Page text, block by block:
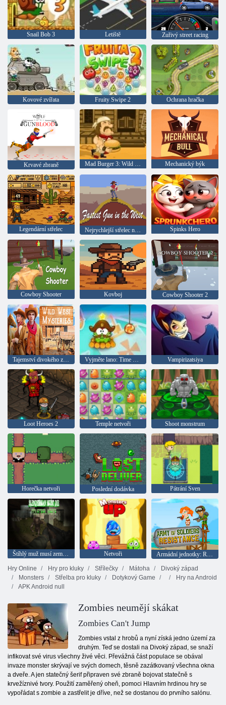
Snail Bob 3 Letiště Zuřivý street racing
Kovové zvířata Fruity Swipe 2 Ochrana hračka
Krvavé zbraně Mad Burger 3: Wild West Mechanický býk
Legendární střelec Nejrychlejší střelec na divokém západě Spinks Hero
Cowboy Shooter Kovboj Cowboy Shooter 2
Tajemství divokého západu Vyjměte lano: Time Travel Vampirizatsiya
Loot Heroes 2 Temple netvoři Shoot monstrum
Horečka netvoři Poslední dodávka Pátrání Sven
Netvoři
Armádní jednotky: Resistance
Hry Online
Hry pro kluky Střílečky Mátoha
Divoký západ
Monsters
Střelba pro kluky Dotykový Game
Hry na Android
APK Android null
Zombies neumějí skákat
Zombies Can't Jump
Zombies vstal z hrobů a nyní získá jedno území za
druhým. Teď se dostali na Divoký západ, se snaží
infikovat své virus všechny živé věci. Převážná část populace se obával
invaze monster skrývají ve svých domech, těsně zazátkovaný všechna okna
a dveře. A jen statečný šerif připraven své zbraně bojovat statečně s
krvežíznivé tvory. Použití zaměřený oheň, pomoci Hlavním hrdinou hry se
vypořádat s zombie a zastřelit je dříve, než se dostanou do prvního salónu.